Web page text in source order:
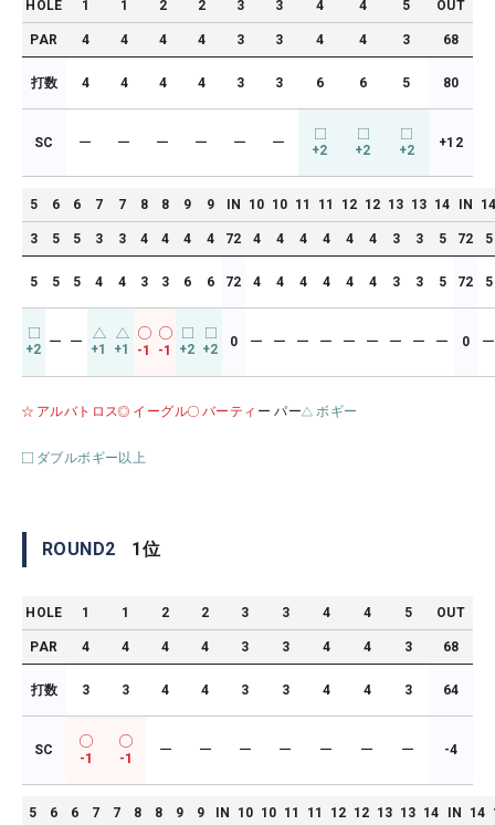
HOLE 1 1 2 2 3 3 4 4 5 OUT
PAR 4 4 4 4 3 3 4 4 3 68
打数 4 4 4 4 3 3 6 6 5 80
SC ー ー ー ー ー ー +2 +2 +2 +12
5 6 6 7 7 8 8 9 9 IN 10 10 11 11 12 12 13 13 14 IN
3 5 5 3 3 4 4 4 4 72 4 4 4 4 4 4 3 3 5 72 5
5 5 5 4 4 3 3 6 6 72 4 4 4 4 4 4 3 3 5 72 5
+2 ー ー +1 +1 -1 -1 +2 +2 0 ー ー ー ー ー ー ー ー ー 0 ー
アルバトロス イーグル バーティ ー パー ボギー
ダブルボギー以上
ROUND2 1 位
HOLE 1 1 2 2 3 3 4 4 5 OUT
PAR 4 4 4 4 3 3 4 4 3 68
打数 3 3 4 4 3 3 4 4 3 64
SC
-1 -1
ー ー ー ー ー ー ー -4
5 6 6 7 7 8 8 9 9 IN 10 10 11 11 12 12 13 13 14 IN 14